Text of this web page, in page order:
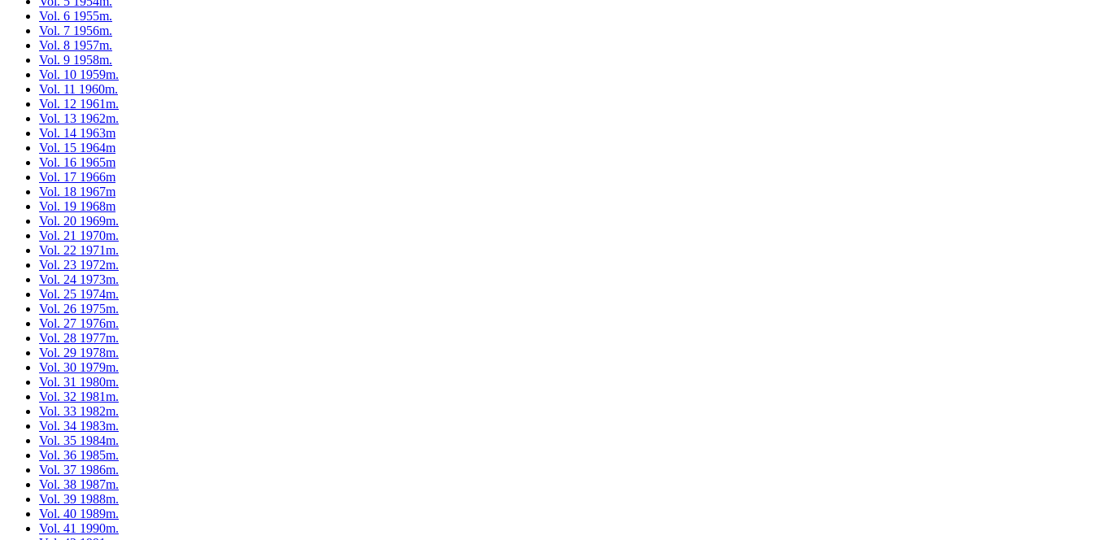
Vol. 6 1955m.
Vol. 7 1956m.
Vol. 8 1957m.
Vol. 9 1958m.
Vol. 10 1959m.
Vol. 11 1960m.
Vol. 12 1961m.
Vol. 13 1962m.
Vol. 14 1963m
Vol. 15 1964m
Vol. 16 1965m
Vol. 17 1966m
Vol. 18 1967m
Vol. 19 1968m
Vol. 20 1969m.
Vol. 21 1970m.
Vol. 22 1971m.
Vol. 23 1972m.
Vol. 24 1973m.
Vol. 25 1974m.
Vol. 26 1975m.
Vol. 27 1976m.
Vol. 28 1977m.
Vol. 29 1978m.
Vol. 30 1979m.
Vol. 31 1980m.
Vol. 32 1981m.
Vol. 33 1982m.
Vol. 34 1983m.
Vol. 35 1984m.
Vol. 36 1985m.
Vol. 37 1986m.
Vol. 38 1987m.
Vol. 39 1988m.
Vol. 40 1989m.
Vol. 41 1990m.